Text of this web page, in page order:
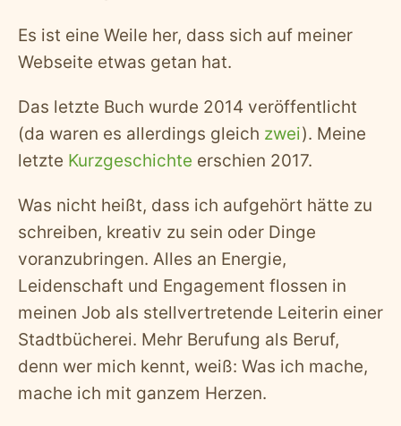
Es ist eine Weile her, dass sich auf meiner
Webseite etwas getan hat.
Das letzte Buch wurde 2014 veröffentlicht
(da waren es allerdings gleich zwei). Meine
letzte Kurzgeschichte erschien 2017.
Was nicht heißt, dass ich aufgehört hätte zu
schreiben, kreativ zu sein oder Dinge
voranzubringen. Alles an Energie,
Leidenschaft und Engagement flossen in
meinen Job als stellvertretende Leiterin einer
Stadtbücherei. Mehr Berufung als Beruf,
denn wer mich kennt, weiß: Was ich mache,
mache ich mit ganzem Herzen.